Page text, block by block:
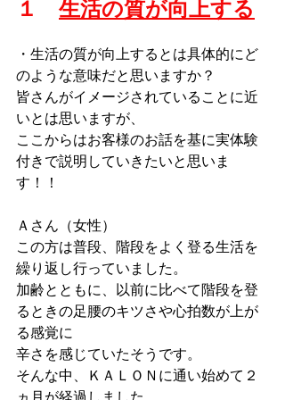
１ 生活の質が向上する
・生活の質が向上するとは具体的にど
のような意味だと思いますか？
皆さんがイメージされていることに近
いとは思いますが、
ここからはお客様のお話を基に実体験
付きで説明していきたいと思いま
す！！
Ａさん（女性）
この方は普段、階段をよく登る生活を
繰り返し行っていました。
加齢とともに、以前に比べて階段を登
るときの足腰のキツさや心拍数が上が
る感覚に
辛さを感じていたそうです。
そんな中、ＫＡＬＯＮに通い始めて２